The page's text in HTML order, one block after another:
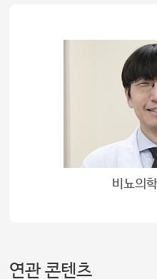
비뇨의
연관 콘텐츠